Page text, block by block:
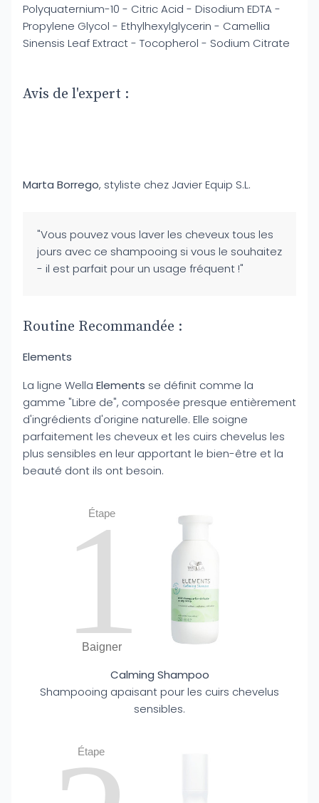
Polyquaternium-10 - Citric Acid - Disodium EDTA -
Propylene Glycol - Ethylhexylglycerin - Camellia
Sinensis Leaf Extract - Tocopherol - Sodium Citrate
Avis de l'expert :
Marta Borrego, styliste chez Javier Equip S.L.
"Vous pouvez vous laver les cheveux tous les
jours avec ce shampooing si vous le souhaitez
- il est parfait pour un usage fréquent !"
Routine Recommandée :
Elements
La ligne Wella Elements se définit comme la
gamme "Libre de", composée presque entièrement
d'ingrédients d'origine naturelle. Elle soigne
parfaitement les cheveux et les cuirs chevelus les
plus sensibles en leur apportant le bien-être et la
beauté dont ils ont besoin.
Étape
1
Baigner
Calming Shampoo
Shampooing apaisant pour les cuirs chevelus
sensibles.
Étape